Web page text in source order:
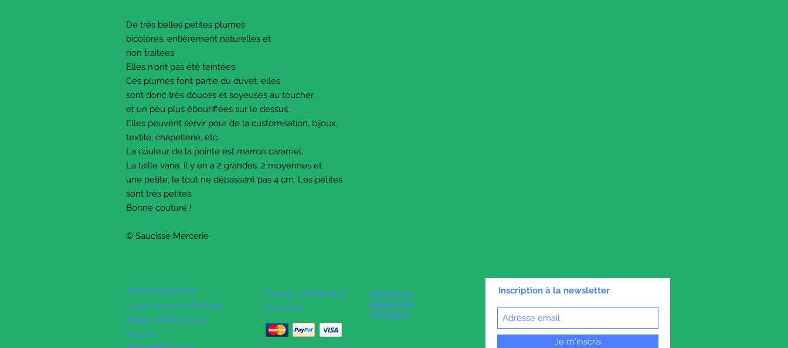
De très belles petites plumes
bicolores, entièrement naturelles et
non traitées.
Elles n'ont pas été teintées.
Ces plumes font partie du duvet, elles
sont donc très douces et soyeuses au toucher,
et un peu plus ébouriffées sur le dessus.
Elles peuvent servir pour de la customisation, bijoux,
textile, chapellerie, etc.
La couleur de la pointe est marron caramel.
La taille varie, il y en a 2 grandes, 2 moyennes et
une petite, le tout ne dépassant pas 4 cm. Les petites
sont très petites.
Bonne couture !
© Saucisse Mercerie
SOPHIELDESIGN
2 rue du général leclerc
88500 Mattaincourt
France
latanche@hotmail.com
Paypal , CB, chèque
Acceptés
Facebook
Instagram
Pinterest
Inscription à la newsletter
Je m'inscris